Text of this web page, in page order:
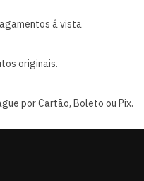
á vista
originais.
por Cartão, Boleto ou Pix.